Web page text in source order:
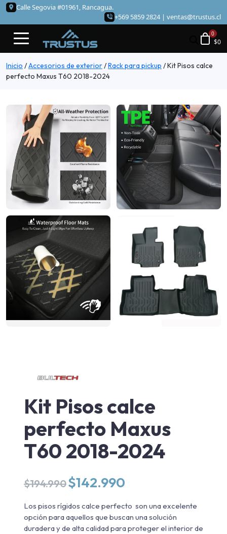
Calle Segovia #01961, Rancagua.
+569 5859 2824 | ventas@trustus.cl
$0
Inicio /Accesorios de exterior/Rack para pickup /Kit Pisos calce
perfecto Maxus T60 2018-2024
Kit Pisos calce
perfecto Maxus
T60 2018-2024
$194.990 El
precio
original
era:
$194.990.
$142.990
actual
es:
$142.990.
Los pisos rígidos calce perfecto son una excelente
opción para aquellos que buscan una solución
duradera y de alta calidad para proteger el interior de